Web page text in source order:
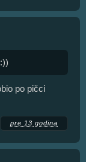
po pičci
pre 13 godina